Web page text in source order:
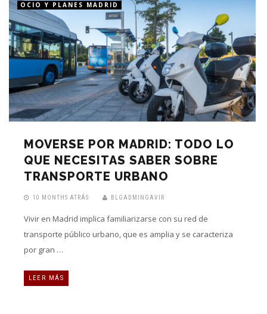
OCIO Y PLANES MADRID
MOVERSE POR MADRID: TODO LO
QUE NECESITAS SABER SOBRE
TRANSPORTE URBANO
10 MONTHS ATRÁS BLGADMINGAVIR
Vivir en Madrid implica familiarizarse con su red de
transporte público urbano, que es amplia y se caracteriza
por gran …
LEER MÁS